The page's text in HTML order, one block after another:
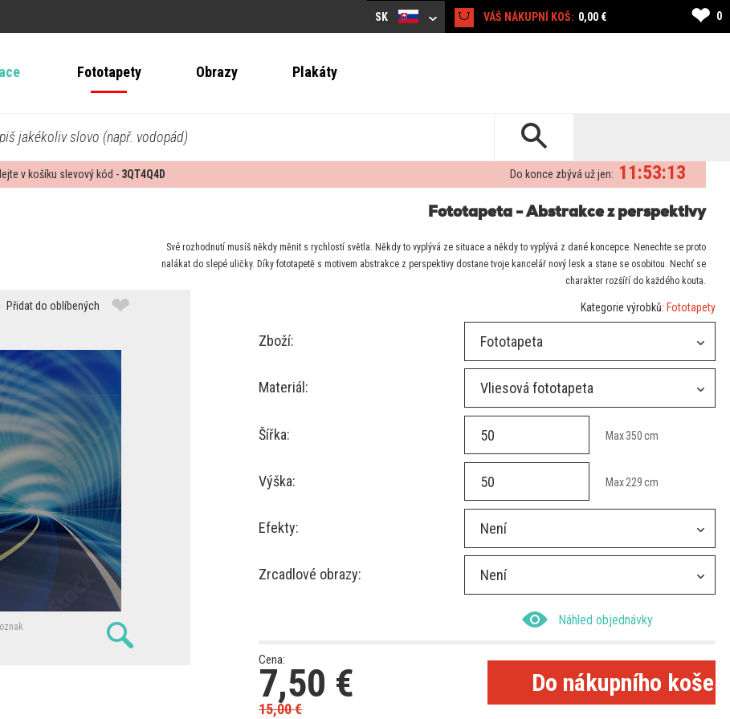
SK VÁŠ NÁKUPNÍ KOŠ: 0,00 € ❤ 0
Fototapety Obrazy Plakáty
jakékoliv slovo (např. vodopád)
v košíku slevový kód - 3QT4Q4D 11:53:12
Do konce zbývá už jen:
Fototapeta - Abstrakce z perspektivy
Své rozhodnutí musíš někdy měnit s rychlostí světla. Někdy to vyplývá ze situace a někdy to vyplývá z dané koncepce. Nenechte se proto
nalákat do slepé uličky. Díky fototapetě s motivem abstrakce z perspektivy dostane tvoje kancelář nový lesk a stane se osobitou. Nechť se
charakter rozšíří do každého kouta.
Přidat do oblíbených ❤ Kategorie výrobků: Fototapety
Zboží: Fototapeta
Materiál: Vliesová fototapeta
Šířka: Max350 cm
Výška: Max229 cm
Efekty: Není
Zrcadlové obrazy: Není
Náhled objednávky
Cena:
7,50 €
15,00€